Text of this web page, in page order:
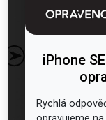
iPhone
Rychlá